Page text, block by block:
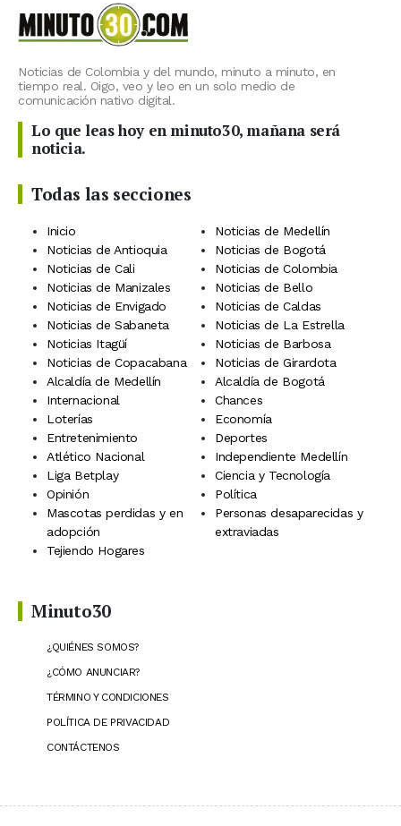
Noticias de Colombia y del mundo, minuto a minuto, en
tiempo real. Oigo, veo y leo en un solo medio de
comunicación nativo digital.
Lo que leas hoy en minuto30, mañana será
noticia.
Todas las secciones
Inicio
Noticias de Medellín
Noticias de Antioquia
Noticias de Bogotá
Noticias de Cali
Noticias de Colombia
Noticias de Manizales
Noticias de Bello
Noticias de Envigado
Noticias de Caldas
Noticias de Sabaneta
Noticias de La Estrella
Noticias Itagüí
Noticias de Barbosa
Noticias de Copacabana
Noticias de Girardota
Alcaldía de Medellín
Alcaldía de Bogotá
Internacional
Chances
Loterías
Economía
Entretenimiento
Deportes
Atlético Nacional
Independiente Medellín
Liga Betplay
Ciencia y Tecnología
Opinión
Política
Mascotas perdidas y en
adopción
Personas desaparecidas y
extraviadas
Tejiendo Hogares
Minuto30
¿QUIÉNES SOMOS?
¿CÓMO ANUNCIAR?
TÉRMINO Y CONDICIONES
POLÍTICA DE PRIVACIDAD
CONTÁCTENOS